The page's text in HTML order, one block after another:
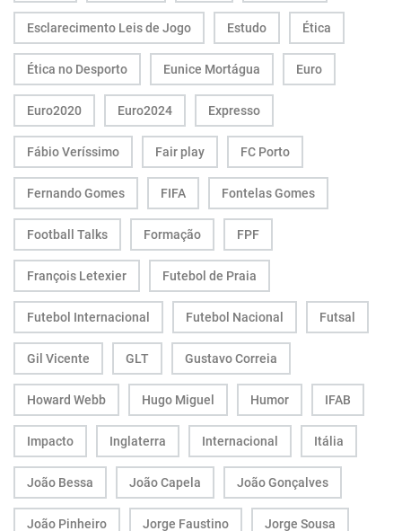
Esclarecimento Leis de Jogo Estudo Ética
Ética no Desporto Eunice Mortágua Euro
Euro2020 Euro2024 Expresso
Fábio Veríssimo Fair play FC Porto
Fernando Gomes FIFA Fontelas Gomes
Football Talks Formação FPF
François Letexier Futebol de Praia
Futebol Internacional Futebol Nacional Futsal
Gil Vicente GLT Gustavo Correia
Howard Webb Hugo Miguel Humor IFAB
Impacto Inglaterra Internacional Itália
João Bessa João Capela João Gonçalves
João Pinheiro Jorge Faustino Jorge Sousa